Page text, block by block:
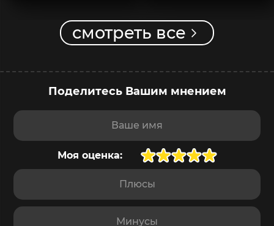
смотреть все
Поделитесь Вашим мнением
Моя оценка:
Ваше имя
Плюсы
Минусы